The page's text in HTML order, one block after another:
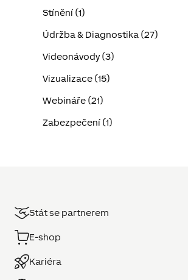
Stínění (1)
Údržba & Diagnostika (27)
Videonávody (3)
Vizualizace (15)
Webináře (21)
Zabezpečení (1)
Stát se partnerem
E-shop
Kariéra